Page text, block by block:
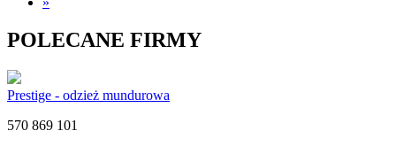
POLECANE FIRMY
Prestige - odzież mundurowa
570 869 101